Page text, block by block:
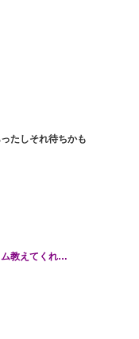
たしそれ待ちかも
ム教えてくれ…